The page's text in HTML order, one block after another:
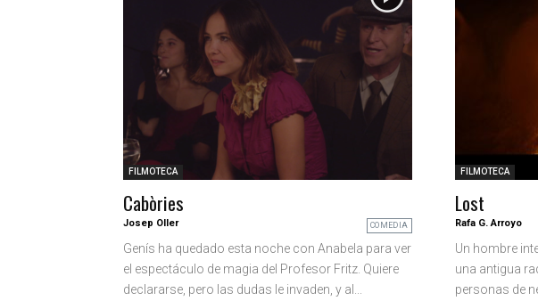
FILMOTECA
Cabòries
Josep Oller COMEDIA
Genís ha quedado esta noche con Anabela para ver
el espectáculo de magia del Profesor Fritz. Quiere
declararse, pero las dudas le invaden, y al...
FILMOTECA
Lost
Rafa G. Arroyo
Un hombre
una antigua
personas de